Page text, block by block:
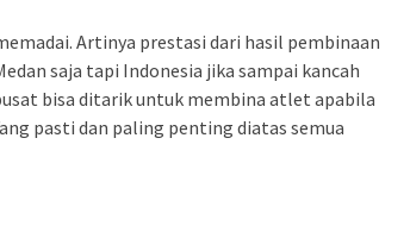
Artinya prestasi dari hasil pembinaan
saja tapi Indonesia jika sampai kancah
bisa ditarik untuk membina atlet apabila
pasti dan paling penting diatas semua